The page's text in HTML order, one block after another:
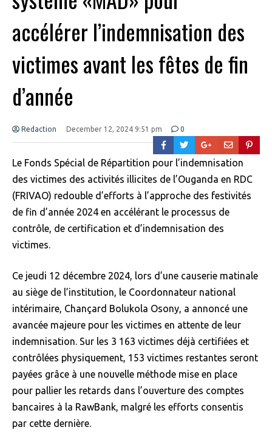
accélérer l’indemnisation des
victimes avant les fêtes de fin
d’année
Redaction December 12, 2024 9:51 pm 0
Le Fonds Spécial de Répartition pour l’indemnisation
des victimes des activités illicites de l’Ouganda en RDC
(FRIVAO) redouble d’efforts à l’approche des festivités
de fin d’année 2024 en accélérant le processus de
contrôle, de certification et d’indemnisation des
victimes.
Ce jeudi 12 décembre 2024, lors d’une causerie matinale
au siège de l’institution, le Coordonnateur national
intérimaire, Chançard Bolukola Osony, a annoncé une
avancée majeure pour les victimes en attente de leur
indemnisation. Sur les 3 163 victimes déjà certifiées et
contrôlées physiquement, 153 victimes restantes seront
payées grâce à une nouvelle méthode mise en place
pour pallier les retards dans l’ouverture des comptes
bancaires à la RawBank, malgré les efforts consentis
par cette dernière.